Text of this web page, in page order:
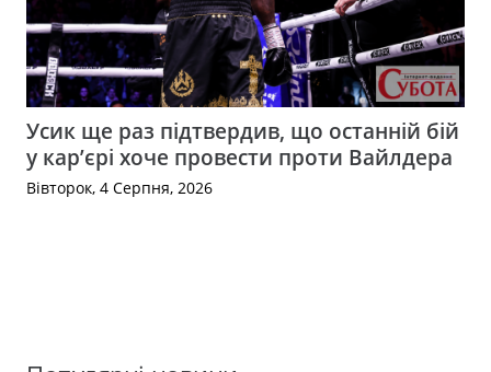
Усик ще раз підтвердив, що останній бій
у кар’єрі хоче провести проти Вайлдера
Вівторок, 4 Серпня, 2026